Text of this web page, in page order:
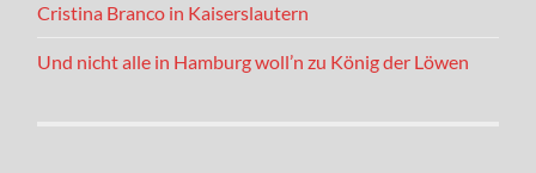
Cristina Branco in Kaiserslautern
Und nicht alle in Hamburg woll’n zu König der Löwen